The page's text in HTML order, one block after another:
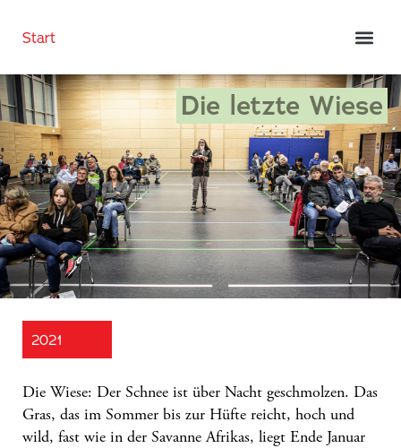
Start
Die letzte Wiese
2021
Die Wiese: Der Schnee ist über Nacht geschmolzen. Das
Gras, das im Sommer bis zur Hüfte reicht, hoch und
wild, fast wie in der Savanne Afrikas, liegt Ende Januar